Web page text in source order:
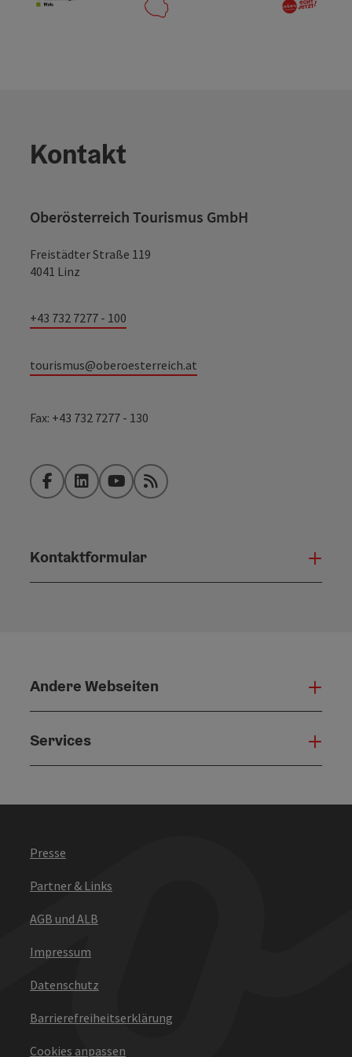
Kontakt
Oberösterreich Tourismus GmbH
Freistädter Straße 119
4041 Linz
+43 732 7277 - 100
tourismus@oberoesterreich.at
Fax: +43 732 7277 - 130
FacebookLinkedInYouTubeRSS-Feed
Kontaktformular
Andere Webseiten
Services
Presse
Partner & Links
AGB und ALB
Impressum
Datenschutz
Barrierefreiheitserklärung
Cookies anpassen